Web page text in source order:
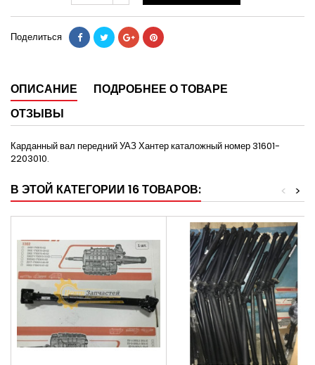
Поделиться
ОПИСАНИЕ
ПОДРОБНЕЕ О ТОВАРЕ
ОТЗЫВЫ
Карданный вал передний УАЗ Хантер каталожный номер 31601-
2203010.
В ЭТОЙ КАТЕГОРИИ 16 ТОВАРОВ: >
<